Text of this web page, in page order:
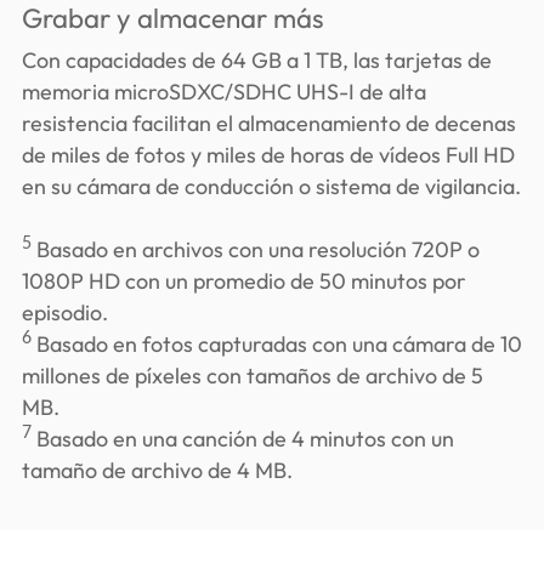
Grabar y almacenar más
Con capacidades de 64 GB a 1 TB, las tarjetas de
memoria microSDXC/SDHC UHS-I de alta
resistencia facilitan el almacenamiento de decenas
de miles de fotos y miles de horas de vídeos Full HD
en su cámara de conducción o sistema de vigilancia.
5 Basado en archivos con una resolución 720P o
1080P HD con un promedio de 50 minutos por
episodio.
6Basado en fotos capturadas con una cámara de 10
millones de píxeles con tamaños de archivo de 5
MB.
7 Basado en una canción de 4 minutos con un
tamaño de archivo de 4 MB.